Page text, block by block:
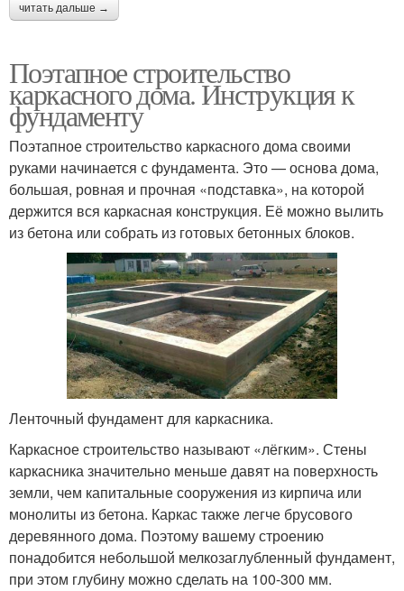
читать дальше →
Поэтапное строительство
каркасного дома. Инструкция к
фундаменту
Поэтапное строительство каркасного дома своими
руками начинается с фундамента. Это — основа дома,
большая, ровная и прочная «подставка», на которой
держится вся каркасная конструкция. Её можно вылить
из бетона или собрать из готовых бетонных блоков.
Ленточный фундамент для каркасника.
Каркасное строительство называют «лёгким». Стены
каркасника значительно меньше давят на поверхность
земли, чем капитальные сооружения из кирпича или
монолиты из бетона. Каркас также легче брусового
деревянного дома. Поэтому вашему строению
понадобится небольшой мелкозаглубленный фундамент,
при этом глубину можно сделать на 100-300 мм.